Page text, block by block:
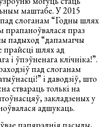
маштабе. У 2015
слоганам “Годны шлях
прапаноўвалася праз
падыход “дапамагчы
прайсці шлях ад
і ўпэўненага клічніка!”.
пад слоганам
і даводзіў, што
ствараць толькі на
закладзеных у
адшукаць.